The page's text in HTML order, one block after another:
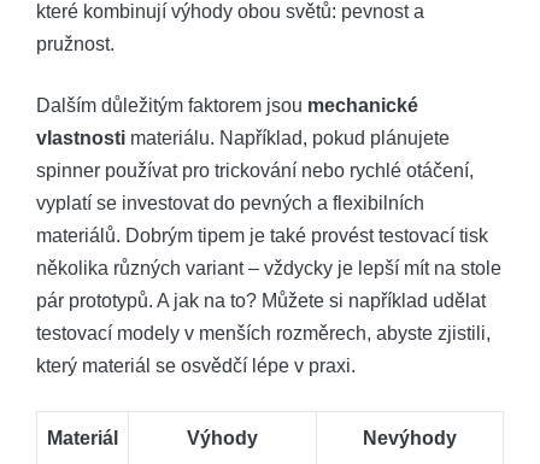
které kombinují výhody obou světů: pevnost a
pružnost.
Dalším důležitým faktorem jsou mechanické
vlastnosti materiálu. Například, pokud plánujete
spinner používat pro trickování nebo rychlé otáčení,
vyplatí se investovat do pevných a flexibilních
materiálů. Dobrým tipem je také provést testovací tisk
několika různých variant – vždycky je lepší mít na stole
pár prototypů. A jak na to? Můžete si například udělat
testovací modely v menších rozměrech, abyste zjistili,
který materiál se osvědčí lépe v praxi.
Materiál Výhody Nevýhody